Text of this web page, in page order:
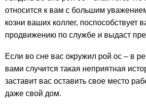
относится к вам с большим
козни ваших коллег, поспособствует
продвижению по службе и выдаст
Если во сне вас окружил рой ос – в
вами случится такая неприятная
заставит вас оставить свое место
даже свой дом.